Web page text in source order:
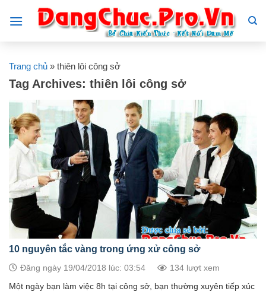
Trang chủ » thiên lôi công sở
Tag Archives: thiên lôi công sở
10 nguyên tắc vàng trong ứng xử công sở
Đăng ngày 19/04/2018 lúc: 03:54 134 lượt xem
Một ngày bạn làm việc 8h tại công sở, bạn thường xuyên tiếp xúc